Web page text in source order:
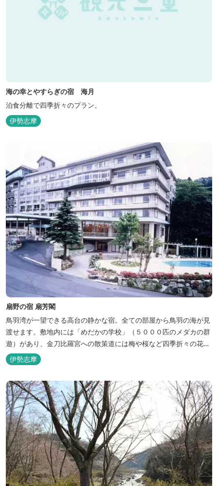
海の幸とやすらぎの宿 海月
泊食分離で四季折々のプラン。
伊勢志摩
扇野の宿 扇芳閣
鳥羽湾が一望できる高台の静かな宿。全ての部屋から鳥羽の海が見
渡せます。敷地内には「めだかの学校」（５０００匹のメダカの群
遊）があり、金刀比羅宮への散策道には梅や桜など四季折々の花が
咲き誇り、ここ扇野ならではの懐かしい風景と感動に出会うことが
出来ます。 扇野温泉”初蕾の湯”では、水琴窟の音に耳をすませてみ
てください。ユニバーサルルーム、露天風呂付客室もあります。
伊勢志摩